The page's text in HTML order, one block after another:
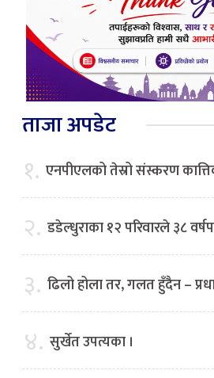
ताजा अपडेट
१. एनपीएलको तेस्रो संस्करण
२. डडेल्धुराका १२ परिवारले ३८
३. ढिलो होला तर, गलत हुँदैन –
४. सुर्खेत उपत्यका ।